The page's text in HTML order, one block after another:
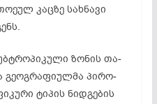
კაც­ზე სახ­ნა­ვი
ზო­ნის თა­
გე­ოგ­რა­ფი­ულ­მა პი­რო­
ტი­პის ნი­დ­გ­ებ­ის